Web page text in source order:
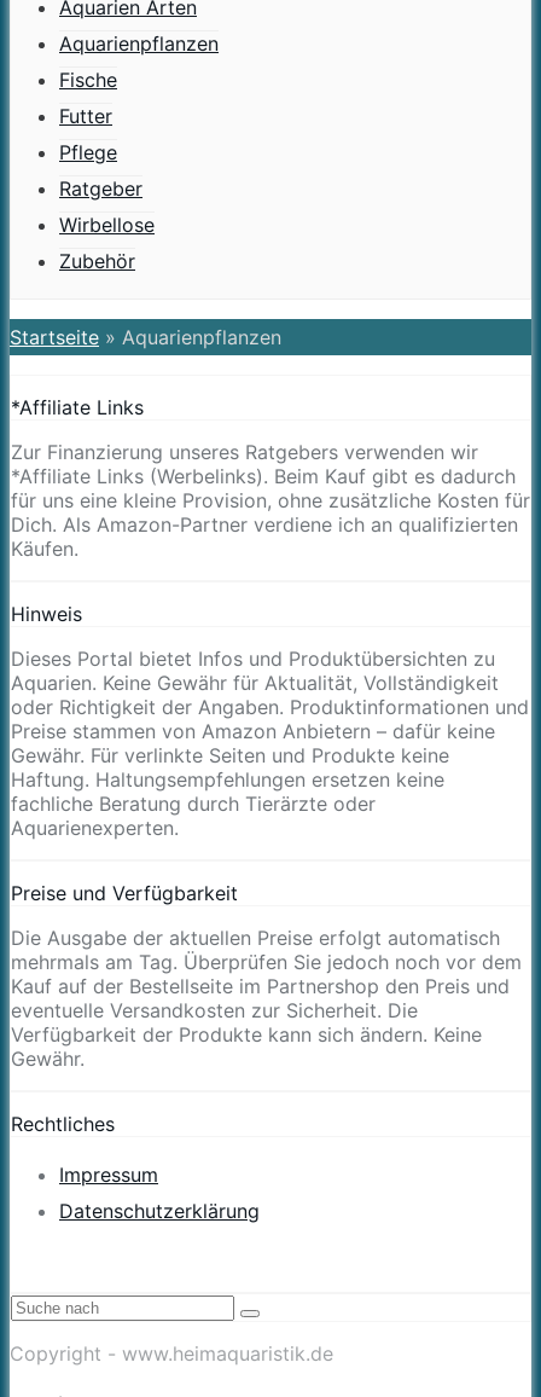
Aquarien Arten
Aquarienpflanzen
Fische
Futter
Pflege
Ratgeber
Wirbellose
Zubehör
Startseite » Aquarienpflanzen
*Affiliate Links
Zur Finanzierung unseres Ratgebers verwenden wir
*Affiliate Links (Werbelinks). Beim Kauf gibt es dadurch
für uns eine kleine Provision, ohne zusätzliche Kosten für
Dich. Als Amazon-Partner verdiene ich an qualifizierten
Käufen.
Hinweis
Dieses Portal bietet Infos und Produktübersichten zu
Aquarien. Keine Gewähr für Aktualität, Vollständigkeit
oder Richtigkeit der Angaben. Produktinformationen und
Preise stammen von Amazon Anbietern – dafür keine
Gewähr. Für verlinkte Seiten und Produkte keine
Haftung. Haltungsempfehlungen ersetzen keine
fachliche Beratung durch Tierärzte oder
Aquarienexperten.
Preise und Verfügbarkeit
Die Ausgabe der aktuellen Preise erfolgt automatisch
mehrmals am Tag. Überprüfen Sie jedoch noch vor dem
Kauf auf der Bestellseite im Partnershop den Preis und
eventuelle Versandkosten zur Sicherheit. Die
Verfügbarkeit der Produkte kann sich ändern. Keine
Gewähr.
Rechtliches
Impressum
Datenschutzerklärung
Copyright - www.heimaquaristik.de